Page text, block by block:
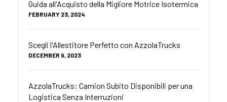
Guida all'Acquisto della Migliore Motrice Isotermica
FEBRUARY 23, 2024
Scegli l'Allestitore Perfetto con AzzolaTrucks
DECEMBER 9, 2023
AzzolaTrucks: Camion Subito Disponibili per una
Logistica Senza Interruzioni